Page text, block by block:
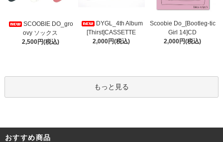
SCOOBIE DO_gro
ovy ソックス
2,500円(税込)
DYGL_4th Album
[Thirst]CASSETTE
2,000円(税込)
Scoobie Do_[Bootleg-tic
Girl 14]CD
2,000円(税込)
もっと見る
おすすめ商品